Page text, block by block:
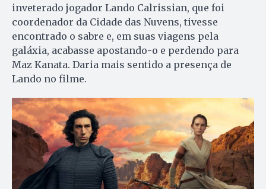
inveterado jogador Lando Calrissian, que foi
coordenador da Cidade das Nuvens, tivesse
encontrado o sabre e, em suas viagens pela
galáxia, acabasse apostando-o e perdendo para
Maz Kanata. Daria mais sentido a presença de
Lando no filme.